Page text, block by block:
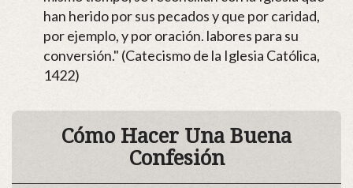
han herido por sus pecados y que por caridad,
por ejemplo, y por oración. labores para su
conversión." (Catecismo de la Iglesia Católica,
1422)
Cómo Hacer Una Buena
Confesión